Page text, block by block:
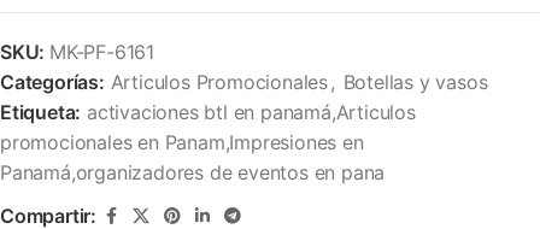
SKU: MK-PF-6161
Categorías: Articulos Promocionales , Botellas y vasos
Etiqueta: activaciones btl en panamá,Articulos
promocionales en Panam,Impresiones en
Panamá,organizadores de eventos en pana
Compartir: